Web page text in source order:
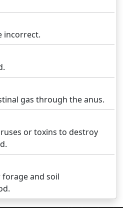
incorrect.
gas through the anus.
or toxins to destroy
and soil